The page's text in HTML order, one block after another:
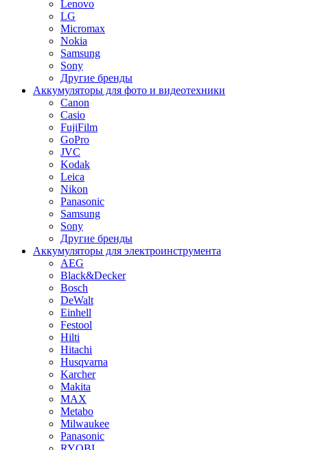
Lenovo
LG
Micromax
Nokia
Samsung
Sony
Другие бренды
Аккумуляторы для фото и видеотехники
Canon
Casio
FujiFilm
GoPro
JVC
Kodak
Leica
Nikon
Panasonic
Samsung
Sony
Другие бренды
Аккумуляторы для электроинструмента
AEG
Black&Decker
Bosch
DeWalt
Einhell
Festool
Hilti
Hitachi
Husqvarna
Karcher
Makita
MAX
Metabo
Milwaukee
Panasonic